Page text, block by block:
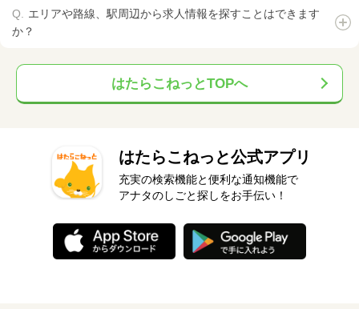
エリアや路線、駅周辺から求人情報を探すことはできます
か？
はたらこねっとTOPへ
はたらこねっと公式アプリ
充実の検索機能と便利な通知機能で
アナタのしごと探しをお手伝い！